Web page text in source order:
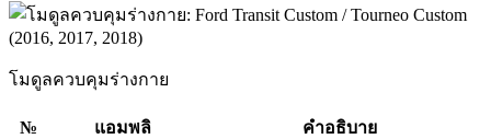
โมดูลควบคุมร่างกาย
№ แอมพลิ
คำอธิบาย